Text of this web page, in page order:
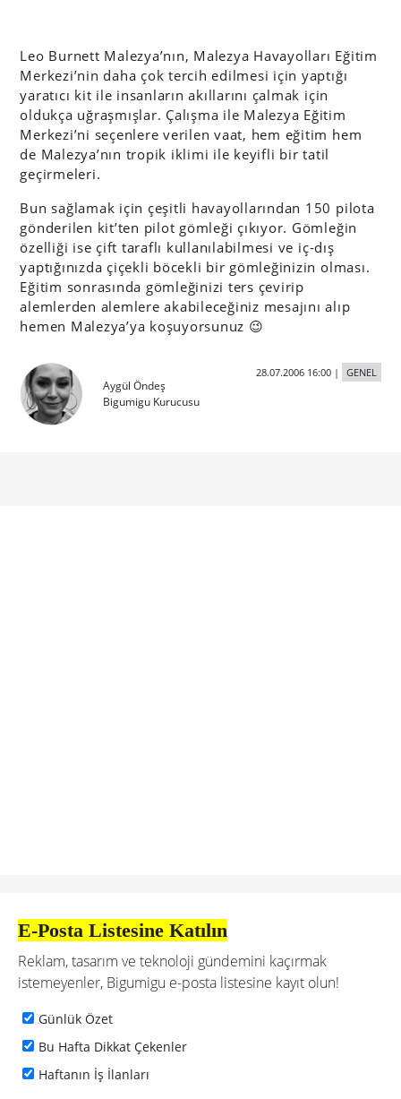
Leo Burnett Malezya’nın, Malezya Havayolları Eğitim
Merkezi’nin daha çok tercih edilmesi için yaptığı
yaratıcı kit ile insanların akıllarını çalmak için
oldukça uğraşmışlar. Çalışma ile Malezya Eğitim
Merkezi’ni seçenlere verilen vaat, hem eğitim hem
de Malezya’nın tropik iklimi ile keyifli bir tatil
geçirmeleri.
Bun sağlamak için çeşitli havayollarından 150 pilota
gönderilen kit’ten pilot gömleği çıkıyor. Gömleğin
özelliği ise çift taraflı kullanılabilmesi ve iç-dış
yaptığınızda çiçekli böcekli bir gömleğinizin olması.
Eğitim sonrasında gömleğinizi ters çevirip
alemlerden alemlere akabileceğiniz mesajını alıp
hemen Malezya’ya koşuyorsunuz 😉
Aygül Öndeş
Bigumigu Kurucusu
28.07.2006 16:00| GENEL
E-Posta Listesine Katılın
Reklam, tasarım ve teknoloji gündemini kaçırmak
istemeyenler, Bigumigu e-posta listesine kayıt olun!
Günlük Özet
Bu Hafta Dikkat Çekenler
Haftanın İş İlanları